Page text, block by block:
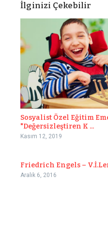
İlginizi Çekebilir
Sosyalist Özel Eğitim
"Değersizleştiren K ...
Kasım 12, 2019
Friedrich Engels –
Aralık 6, 2016